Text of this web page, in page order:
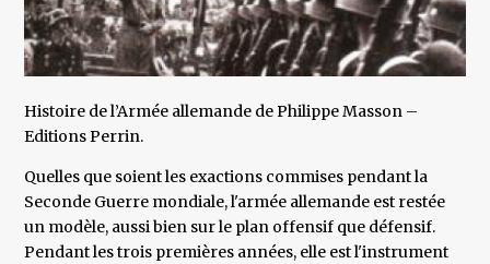
Histoire de l’Armée allemande de Philippe Masson –
Editions Perrin.
Quelles que soient les exactions commises pendant la
Seconde Guerre mondiale, l'armée allemande est restée
un modèle, aussi bien sur le plan offensif que défensif.
Pendant les trois premières années, elle est l'instrument